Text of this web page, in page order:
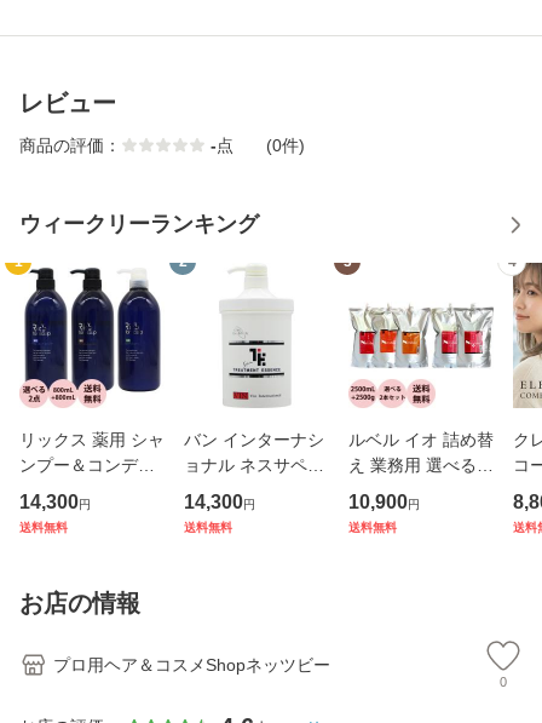
レビュー
商品の評価： -点 (0件)
ウィークリーランキング
1
リックス 薬用 シャ
ンプー＆コンディ
ショナー 選べる セ
ット / 800ｍL+800
14,300円
送料無料
2
バン インターナシ
ョナル ネスサペリ
ア トリートメント
エッセンス / 1000
14,300円
送料無料
3
ルベル イオ 詰め替
え 業務用 選べる 2
本 シャンプー ＆
トリートメント セ
10,900円
送料無料
4
ク
コ
ー
ト
送料
お店の情報
プロ用ヘア＆コスメShopネッツビー
0